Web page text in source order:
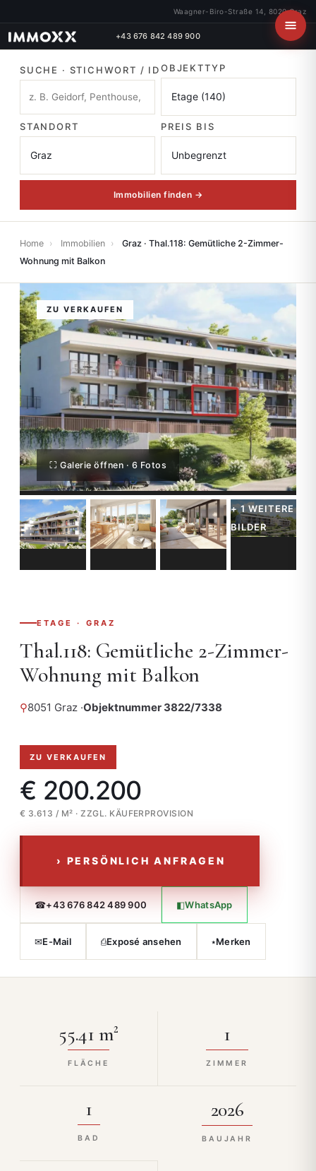
Waagner-Biro-Straße 14, 8020 Graz
+43 676 842 489 900
SUCHE · STICHWORT / IDOBJEKTTYP
STANDORT PREIS BIS
Immobilien finden →
Home › Immobilien ›
Graz · Thal.118: Gemütliche 2-Zimmer-
Wohnung mit Balkon
ZU VERKAUFEN
⛶ Galerie öffnen · 6 Fotos
ETAGE · GRAZ
Thal.118: Gemütliche 2-Zimmer-
Wohnung mit Balkon
⚲8051 Graz ·Objektnummer 3822/7338
ZU VERKAUFEN
€ 200.200
€ 3.613 / M² · ZZGL. KÄUFERPROVISION
› PERSÖNLICH ANFRAGEN
☎+43 676 842 489 900 ◧WhatsApp
✉E-Mail ⎙Exposé ansehen ⭑Merken
55.41 m²
FLÄCHE
1
ZIMMER
1
BAD
2026
BAUJAHR